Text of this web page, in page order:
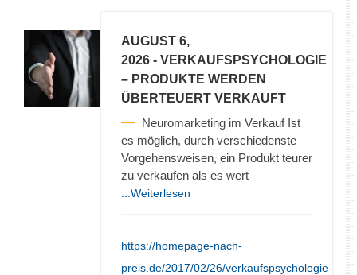
AUGUST 6,
2026 - VERKAUFSPSYCHOLOGIE
– PRODUKTE WERDEN
ÜBERTEUERT VERKAUFT
Neuromarketing im Verkauf Ist
es möglich, durch verschiedenste
Vorgehensweisen, ein Produkt teurer
zu verkaufen als es wert
...Weiterlesen
https://homepage-nach-
preis.de/2017/02/26/verkaufspsychologie-